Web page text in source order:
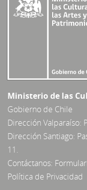
Ministerio de las
Gobierno de Chile
Dirección Valparaíso:
Dirección Santiago:
11.
Contáctanos:
Política de Privacidad